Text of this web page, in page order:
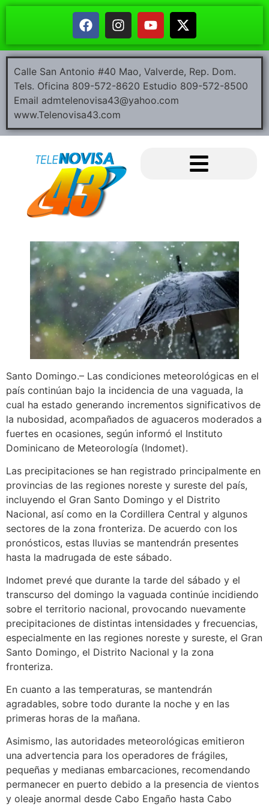
Calle San Antonio #40 Mao, Valverde, Rep. Dom.
Tels. Oficina 809-572-8620 Estudio 809-572-8500
Email admtelenovisa43@yahoo.com
www.Telenovisa43.com
Santo Domingo.– Las condiciones meteorológicas en el
país continúan bajo la incidencia de una vaguada, la
cual ha estado generando incrementos significativos de
la nubosidad, acompañados de aguaceros moderados a
fuertes en ocasiones, según informó el Instituto
Dominicano de Meteorología (Indomet).
Las precipitaciones se han registrado principalmente en
provincias de las regiones noreste y sureste del país,
incluyendo el Gran Santo Domingo y el Distrito
Nacional, así como en la Cordillera Central y algunos
sectores de la zona fronteriza. De acuerdo con los
pronósticos, estas lluvias se mantendrán presentes
hasta la madrugada de este sábado.
Indomet prevé que durante la tarde del sábado y el
transcurso del domingo la vaguada continúe incidiendo
sobre el territorio nacional, provocando nuevamente
precipitaciones de distintas intensidades y frecuencias,
especialmente en las regiones noreste y sureste, el Gran
Santo Domingo, el Distrito Nacional y la zona
fronteriza.
En cuanto a las temperaturas, se mantendrán
agradables, sobre todo durante la noche y en las
primeras horas de la mañana.
Asimismo, las autoridades meteorológicas emitieron
una advertencia para los operadores de frágiles,
pequeñas y medianas embarcaciones, recomendando
permanecer en puerto debido a la presencia de vientos
y oleaje anormal desde Cabo Engaño hasta Cabo